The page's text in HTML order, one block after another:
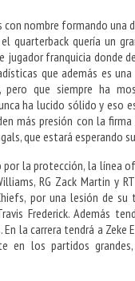
nombre formando una
quarterback quería un
franquicia donde
que además es
que siempre ha
ha lucido sólido y eso
más presión con la
que estará esperando
la protección, la línea
RG Zack Martin y
por una lesión de
Frederick. Además
la carrera tendrá a Zeke
en los partidos